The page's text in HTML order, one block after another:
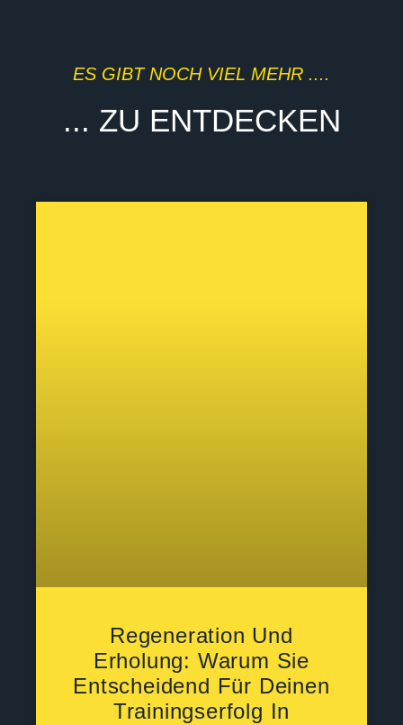
ES GIBT NOCH VIEL MEHR ....
... ZU ENTDECKEN
Regeneration Und
Erholung: Warum Sie
Entscheidend Für Deinen
Trainingserfolg In